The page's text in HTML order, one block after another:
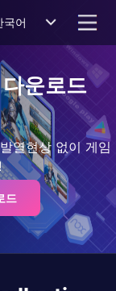
국어
운로드
열현상 없이 게임
드